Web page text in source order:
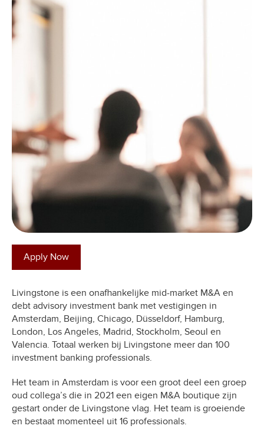
Apply Now
Livingstone is een onafhankelijke mid-market M&A en
debt advisory investment bank met vestigingen in
Amsterdam, Beijing, Chicago, Düsseldorf, Hamburg,
London, Los Angeles, Madrid, Stockholm, Seoul en
Valencia. Totaal werken bij Livingstone meer dan 100
investment banking professionals.
Het team in Amsterdam is voor een groot deel een groep
oud collega’s die in 2021 een eigen M&A boutique zijn
gestart onder de Livingstone vlag. Het team is groeiende
en bestaat momenteel uit 16 professionals.